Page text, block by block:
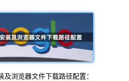
及浏览器文件下载路径配置：